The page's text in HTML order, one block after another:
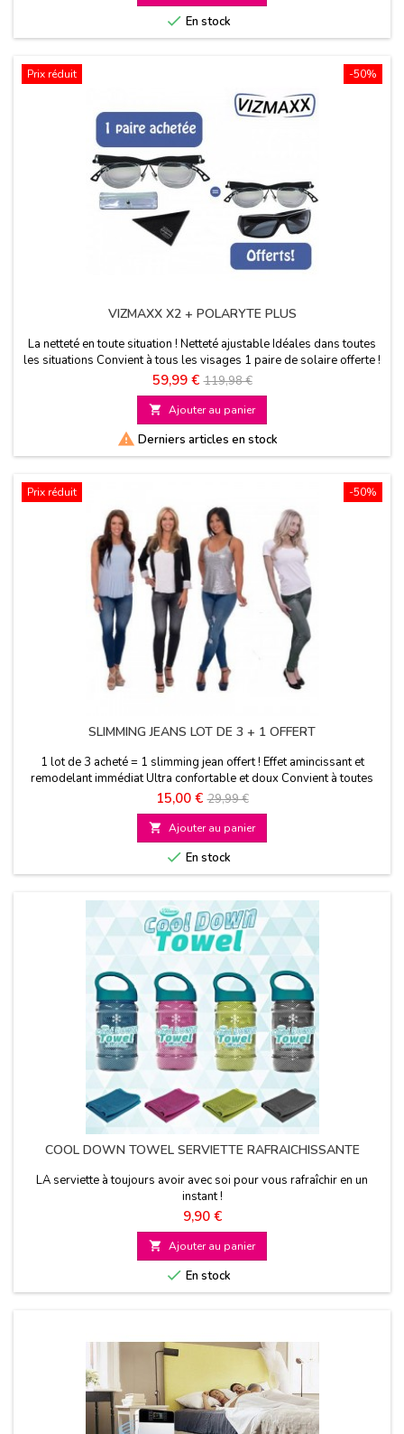
base
 En stock
-50%
Prix réduit
VIZMAXX X2 + POLARYTE PLUS
La netteté en toute situation ! Netteté ajustable Idéales dans toutes
les situations Convient à tous les visages 1 paire de solaire offerte !
Prix
59,99 € Prix
de
base
119,98 €
 Ajouter au panier
 Derniers articles en stock
-50%
Prix réduit
SLIMMING JEANS LOT DE 3 + 1 OFFERT
1 lot de 3 acheté = 1 slimming jean offert ! Effet amincissant et
remodelant immédiat Ultra confortable et doux Convient à toutes
les morphologies
Prix
15,00 € Prix
de
base
29,99 €
 Ajouter au panier
 En stock
COOL DOWN TOWEL SERVIETTE RAFRAICHISSANTE
LA serviette à toujours avoir avec soi pour vous rafraîchir en un
instant !
Prix
9,90 €
 Ajouter au panier
 En stock